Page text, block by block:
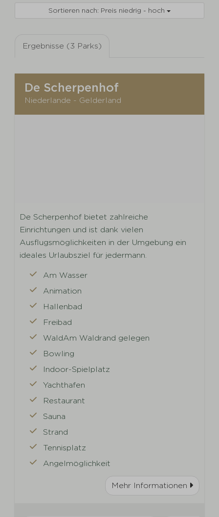
Sortieren nach: Preis niedrig - hoch
Ergebnisse (3 Parks)
De Scherpenhof
Niederlande - Gelderland
De Scherpenhof bietet zahlreiche
Einrichtungen und ist dank vielen
Ausflugsmöglichkeiten in der Umgebung ein
ideales Urlaubsziel für jedermann.
Am Wasser
Animation
Hallenbad
Freibad
WaldAm Waldrand gelegen
Bowling
Indoor-Spielplatz
Yachthafen
Restaurant
Sauna
Strand
Tennisplatz
Angelmöglichkeit
Mehr Informationen